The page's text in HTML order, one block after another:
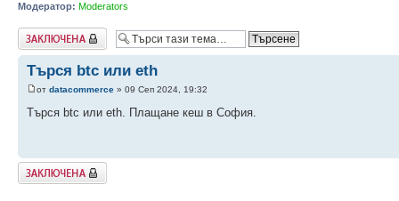
Модератор: Moderators
Заключена
Търся btc или eth
от datacommerce » 09 Сеп 2024, 19:32
Търся btc или eth. Плащане кеш в София.
Заключена